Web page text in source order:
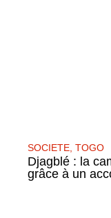
SOCIETE TOGO
Djagblé : la
grâce à un